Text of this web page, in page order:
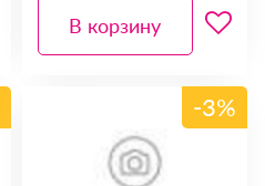
В корзину
-3%